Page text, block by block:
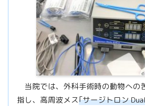
当院では、外科手術時の動物への
指し、高周波メス｢サージトロン